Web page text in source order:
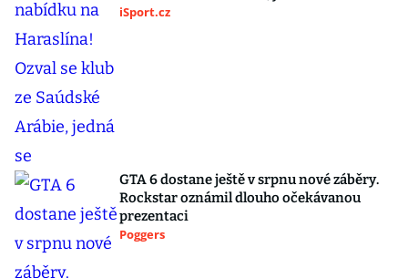
iSport.cz
GTA 6 dostane ještě v srpnu nové záběry.
Rockstar oznámil dlouho očekávanou
prezentaci
Poggers